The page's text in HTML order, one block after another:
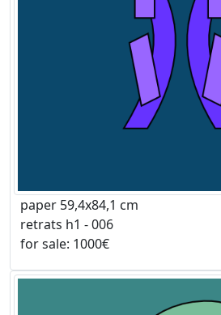
paper 59,4x84,1 cm
retrats h1 - 006
for sale: 1000€